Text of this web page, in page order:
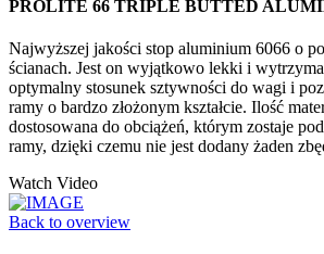
PROLITE 66 TRIPLE BUTTED
Najwyższej jakości stop aluminium 6066 o
ścianach. Jest on wyjątkowo lekki i
optymalny stosunek sztywności do wagi i
ramy o bardzo złożonym kształcie. Ilość
dostosowana do obciążeń, którym zostaje
ramy, dzięki czemu nie jest dodany żaden
Watch Video
Back to overview